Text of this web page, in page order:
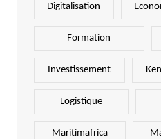
Digitalisation
Formation
Investissement
Logistique
Maritimafrica